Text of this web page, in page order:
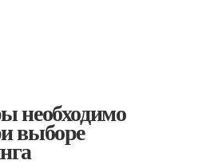
необходимо
выборе